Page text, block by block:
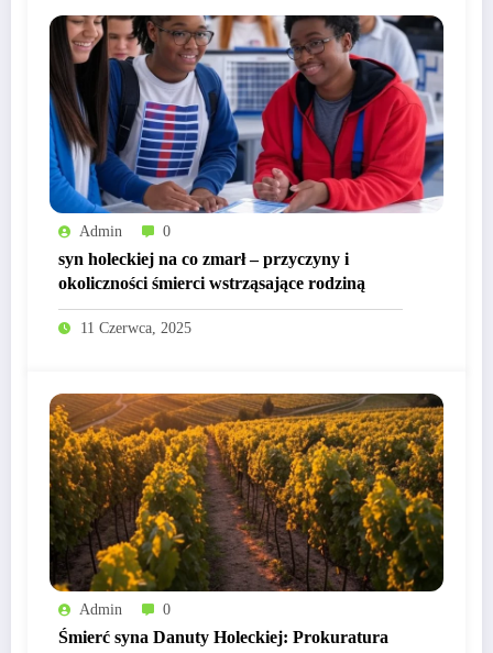
Admin 0
syn holeckiej na co zmarł – przyczyny i
okoliczności śmierci wstrząsające rodziną
11 Czerwca, 2025
Admin 0
Śmierć syna Danuty Holeckiej: Prokuratura